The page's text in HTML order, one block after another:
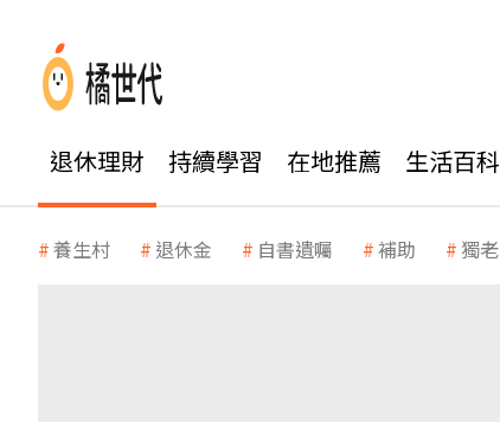
退休理財 持續學習 在地推薦 生活百科
養生村 退休金 自書遺囑 補助 獨老